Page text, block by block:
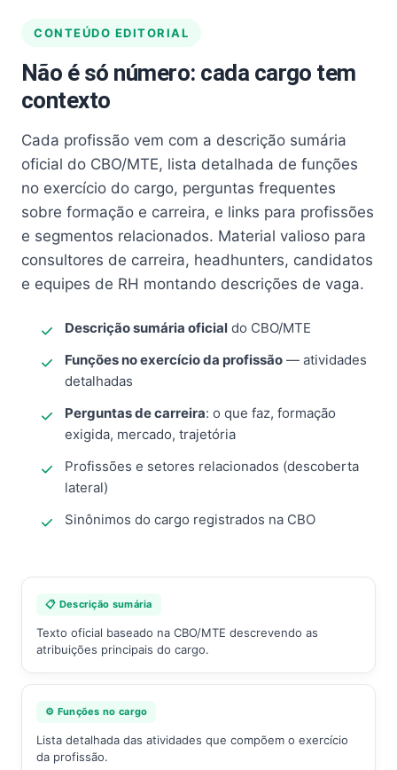
CONTEÚDO EDITORIAL
Não é só número: cada cargo tem
contexto
Cada profissão vem com a descrição sumária
oficial do CBO/MTE, lista detalhada de funções
no exercício do cargo, perguntas frequentes
sobre formação e carreira, e links para profissões
e segmentos relacionados. Material valioso para
consultores de carreira, headhunters, candidatos
e equipes de RH montando descrições de vaga.
Descrição sumária oficial do CBO/MTE
Funções no exercício da profissão — atividades
detalhadas
Perguntas de carreira: o que faz, formação
exigida, mercado, trajetória
Profissões e setores relacionados (descoberta
lateral)
Sinônimos do cargo registrados na CBO
📋 Descrição sumária
Texto oficial baseado na CBO/MTE descrevendo as
atribuições principais do cargo.
⚙️ Funções no cargo
Lista detalhada das atividades que compõem o exercício
da profissão.